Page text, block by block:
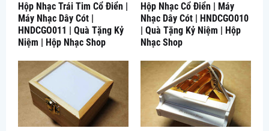
Hộp Nhạc Trái Tim Cổ Điển |
Máy Nhạc Dây Cót |
HNDCGO011 | Quà Tặng Kỷ
Niệm | Hộp Nhạc Shop
Hộp Nhạc Cổ Điển | Máy
Nhạc Dây Cót | HNDCGO010
| Quà Tặng Kỷ Niệm | Hộp
Nhạc Shop